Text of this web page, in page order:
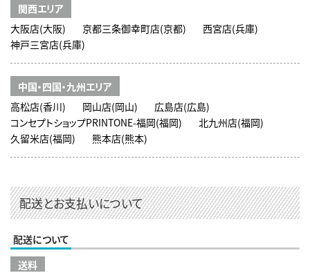
関西エリア
大阪店(大阪)
京都三条御幸町店(京都)
西宮店(兵庫)
神戸三宮店(兵庫)
中国・四国・九州エリア
高松店(香川)
岡山店(岡山)
広島店(広島)
コンセプトショップPRINTONE-福岡(福岡)
北九州店(福岡)
久留米店(福岡)
熊本店(熊本)
配送とお支払いについて
配送について
送料